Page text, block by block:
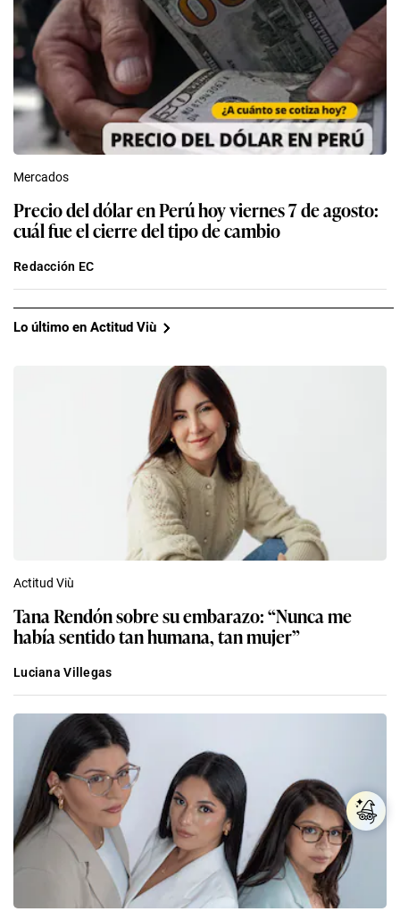
Mercados
Precio del dólar en Perú hoy viernes 7 de agosto:
cuál fue el cierre del tipo de cambio
Redacción EC
Lo último en Actitud Viù
Actitud Viù
Tana Rendón sobre su embarazo: “Nunca me
había sentido tan humana, tan mujer”
Luciana Villegas